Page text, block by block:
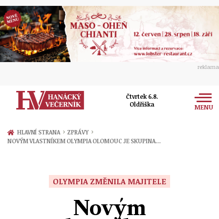
reklama
Čtvrtek 6.8.
Oldřiška
MENU
Zprávy
HLAVNÍ STRANA › ZPRÁVY ›
NOVÝM VLASTNÍKEM OLYMPIA OLOMOUC JE SKUPINA…
OLYMPIA ZMĚNILA MAJITELE
Novým